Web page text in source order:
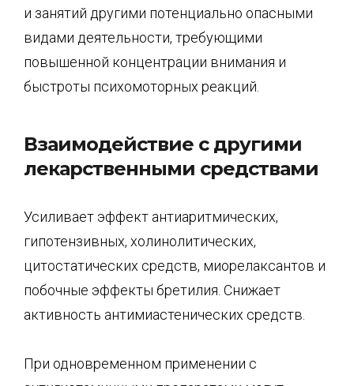
и занятий другими потенциально опасными
видами деятельности, требующими
повышенной концентрации внимания и
быстроты психомоторных реакций.
Взаимодействие с другими
лекарственными средствами
Усиливает эффект антиаритмических,
гипотензивных, холинолитических,
цитостатических средств, миорелаксантов и
побочные эффекты бретилия. Снижает
активность антимиастенических средств.
При одновременном применении с